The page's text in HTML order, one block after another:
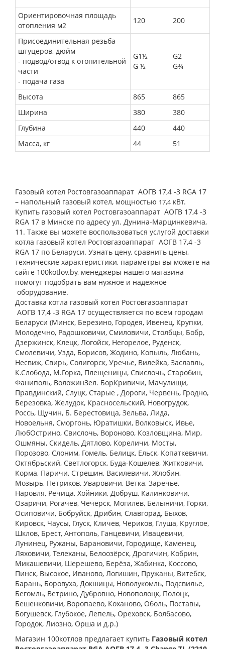
Ориентировочная площадь
отопления м2
120 200
Присоединительная резьба
штуцеров, дюйм
- подвод/отвод к отопительной
части
- подача газа
G1½
G ½
G2
G¾
Высота 865
865
Ширина
380
380
Глубина
440
440
Масса, кг
44 51
Газовый котел Ростовгазоаппарат АОГВ 17,4 -3 RGA 17
– напольный газовый котел, мощностью 17,4кВт.
Купить газовый котел Ростовгазоаппарат АОГВ 17,4 -3
RGA 17 в Минске по адресу ул. Дунина-Марцинкевича,
11. Также вы можете воспользоваться услугой доставки
котла газовый котел Ростовгазоаппарат АОГВ 17,4 -3
RGA 17 по Беларуси. Узнать цену, сравнить цены,
технические характеристики, параметры вы можете на
сайте 100kotlov.by, менеджеры нашего магазина
помогут подобрать вам нужное и надежное
оборудование.
Доставка котла газовый котел Ростовгазоаппарат
АОГВ 17,4 -3 RGA 17 осуществляется по всем городам
Беларуси (Минск, Березино, Городея, Ивенец, Крупки,
Молодечно, Радошковичи, Смиловичи, Столбцы, Бобр,
Дзержинск, Клецк, Логойск, Негорелое, Руденск,
Смолевичи, Узда, Борисов, Жодино, Копыль, Любань,
Несвиж, Свирь, Солигорск, Уречье, Вилейка, Заславль,
К.Слобода, М.Горка, Плещеницы, Свислочь, Старобин,
Фаниполь, ВоложинЗел. БорКривичи, Мачулищи,
Правдинский, Слуцк, Старые , Дороги, Червень, Гродно,
Березовка, Желудок, Красносельский, Новогрудок,
Россь, Щучин, Б. Берестовица, Зельва, Лида,
Новоельня, Сморгонь, Юратишки, Волковыск, Ивье,
ЛюбОстрино, Свислочь, Вороново, Козловщина, Мир,
Ошмяны, Скидель, Дятлово, Кореличи, Мосты,
Порозово, Слоним, Гомель, Белицк, Ельск, Копаткевичи,
Октябрьский, Светлогорск, Буда-Кошелев, Житковичи,
Корма, Паричи, Стрешин, Василевичи, Жлобин,
Мозырь, Петриков, Уваровичи, Ветка, Заречье,
Наровля, Речица, Хойники, Добруш, Калинковичи,
Озаричи, Рогачев, Чечерск, Могилев, Белыничи, Горки,
Осиповичи, Бобруйск, Дрибин, Славгорад, Быхов,
Кировск, Чаусы, Глуск, Кличев, Чериков, Глуша, Круглое,
Шклов, Брест, Антополь, Ганцевичи, Ивацевичи,
Лунинец, Ружаны, Барановичи, Городище, Каменец,
Ляховичи, Телеханы, Белоозёрск, Дрогичин, Кобрин,
Микашевичи, Шерешево, Берёза, Жабинка, Коссово,
Пинск, Высокое, Иваново, Логишин, Пружаны, Витебск,
Барань, Боровуха, Докшицы, Новолукомль, Подсвилье,
Бегомль, Ветрино, Дубровно, Новополоцк, Полоцк,
Бешенковичи, Воропаево, Коханово, Оболь, Поставы,
Богушевск, Глубокое, Лепель, Ореховск, Болбасово,
Городок, Лиозно, Орша и д.р.)
Магазин 100котлов предлагает купить Газовый котел